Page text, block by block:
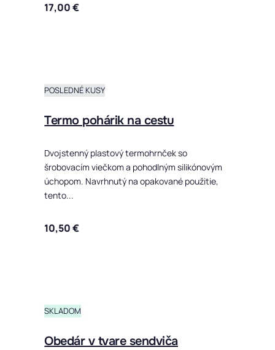
17,00€
POSLEDNÉ KUSY
Termo pohárik na cestu
Dvojstenný plastový termohrnček so
šrobovacím viečkom a pohodlným silikónovým
úchopom. Navrhnutý na opakované použitie,
tento...
10,50€
SKLADOM
Obedár v tvare sendviča